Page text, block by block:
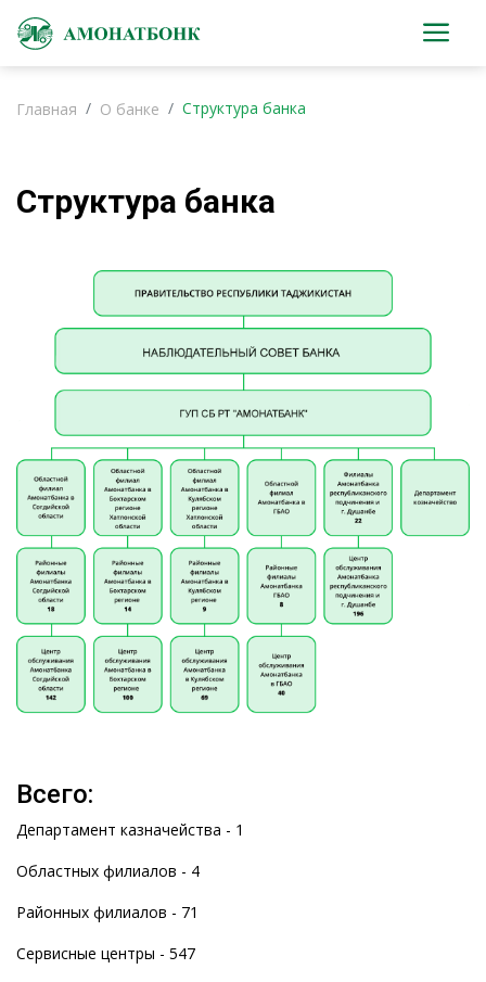
Главная О банке Структура банка
Структура банка
Всего:
Департамент казначейства - 1
Областных филиалов - 4
Районных филиалов - 71
Сервисные центры - 547